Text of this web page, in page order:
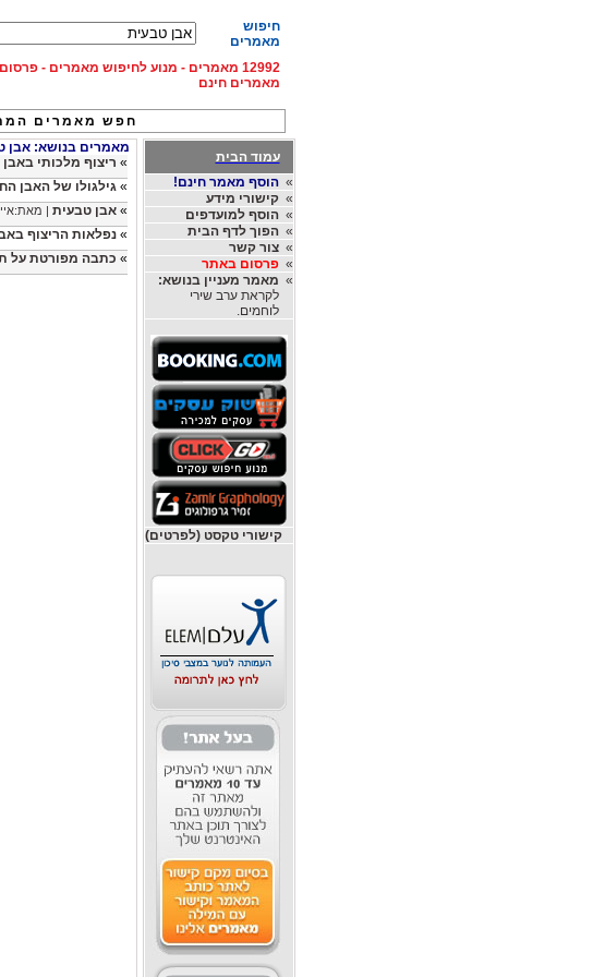
חיפוש
מאמרים
12992 מאמרים - מנוע לחיפוש מאמרים - פרסום
מאמרים חינם
חפש מאמרים
עמוד הבית
»הוסף מאמר חינם!
»קישורי מידע
»הוסף למועדפים
»הפוך לדף הבית
»צור קשר
»פרסום באתר
» מאמר מעניין בנושא:
לקראת ערב שירי
לוחמים.
קישורי טקסט (לפרטים)
מאמרים בנושא: אבן
» ריצוף מלכותי
» גילגולו של האבן
» אבן טבעית |
» נפלאות הריצוף
» כתבה מפורטת על